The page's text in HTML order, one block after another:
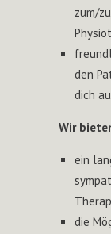
zum/
den
dich
Wir
ein
die